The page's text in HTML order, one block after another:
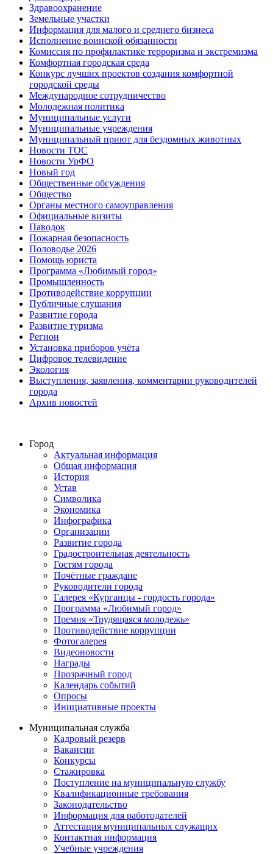
Здравоохранение
Земельные участки
Информация для малого и среднего бизнеса
Исполнение воинской обязанности
Комиссия по профилактике терроризма и экстремизма
Комфортная городская среда
Конкурс лучших проектов создания комфортной
городской среды
Международное сотрудничество
Молодежная политика
Муниципальные услуги
Муниципальные учреждения
Муниципальный приют для бездомных животных
Новости ТОС
Новости УрФО
Новый год
Общественные обсуждения
Общество
Органы местного самоуправления
Официальные визиты
Паводок
Пожарная безопасность
Половодье 2026
Помощь юриста
Программа «Любимый город»
Промышленность
Противодействие коррупции
Публичные слушания
Развитие города
Развитие туризма
Регион
Установка приборов учёта
Цифровое телевидение
Экология
Выступления, заявления, комментарии руководителей
города
Архив новостей
Город
Актуальная информация
Общая информация
История
Устав
Символика
Экономика
Инфографика
Организации
Развитие города
Градостроительная деятельность
Гостям города
Почётные граждане
Руководители города
Галерея «Курганцы - гордость города»
Программа «Любимый город»
Премия «Трудящаяся молодежь»
Противодействие коррупции
Фотогалерея
Видеоновости
Награды
Прозрачный город
Календарь событий
Опросы
Инициативные проекты
Муниципальная служба
Кадровый резерв
Вакансии
Конкурсы
Стажировка
Поступление на муниципальную службу
Квалификационные требования
Законодательство
Информация для работодателей
Аттестация муниципальных служащих
Контактная информация
Учебные учреждения